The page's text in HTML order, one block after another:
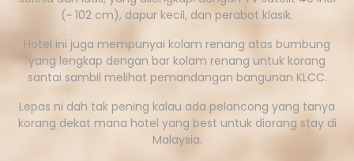
(~ 102 cm), dapur kecil, dan perabot klasik.
Hotel ini juga mempunyai kolam renang atas bumbung
yang lengkap dengan bar kolam renang untuk korang
santai sambil melihat pemandangan bangunan KLCC.
Lepas ni dah tak pening kalau ada pelancong yang tanya
korang dekat mana hotel yang best untuk diorang stay di
Malaysia.